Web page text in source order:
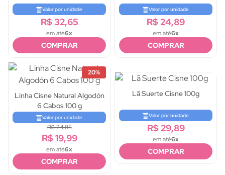
Valor por unidade
R$ 32,65
em até6x
COMPRAR
Valor por unidade
R$ 24,89
em até6x
COMPRAR
20%
Linha Cisne Natural Algodón
6 Cabos 100 g
Valor por unidade
R$ 24,85
R$ 19,99
em até6x
COMPRAR
Lã Suerte Cisne 100g
Valor por unidade
R$ 29,89
em até6x
COMPRAR